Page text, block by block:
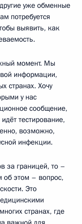
уже обменные
потребуется
выявить, как
момент. Мы
информации,
странах. Хочу
у нас
сообщение,
тестирование,
возможно,
инфекции.
за границей, то –
об этом – вопрос,
Это
странах, где